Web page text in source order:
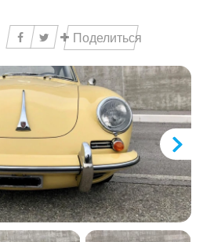
Поделиться